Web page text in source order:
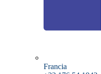
Francia